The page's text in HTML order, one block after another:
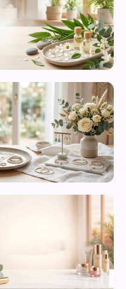
محصولات
مراقبت از
پوست